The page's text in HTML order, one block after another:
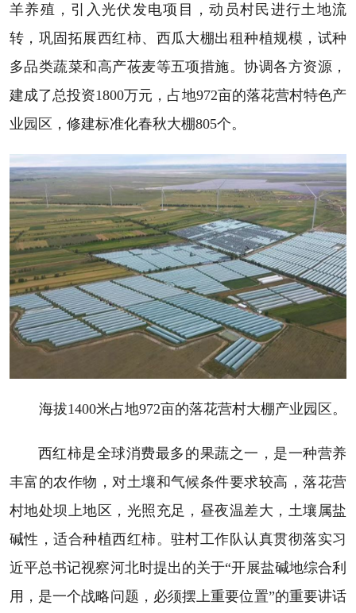
羊养殖，引入光伏发电项目，动员村民进行土地流
转，巩固拓展西红柿、西瓜大棚出租种植规模，试种
多品类蔬菜和高产莜麦等五项措施。协调各方资源，
建成了总投资1800万元，占地972亩的落花营村特色产
业园区，修建标准化春秋大棚805个。
海拔1400米占地972亩的落花营村大棚产业园区。
西红柿是全球消费最多的果蔬之一，是一种营养
丰富的农作物，对土壤和气候条件要求较高，落花营
村地处坝上地区，光照充足，昼夜温差大，土壤属盐
碱性，适合种植西红柿。驻村工作队认真贯彻落实习
近平总书记视察河北时提出的关于“开展盐碱地综合利
用，是一个战略问题，必须摆上重要位置”的重要讲话